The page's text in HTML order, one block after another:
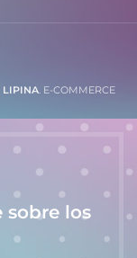
LIPINA. E-COMMERCE
los